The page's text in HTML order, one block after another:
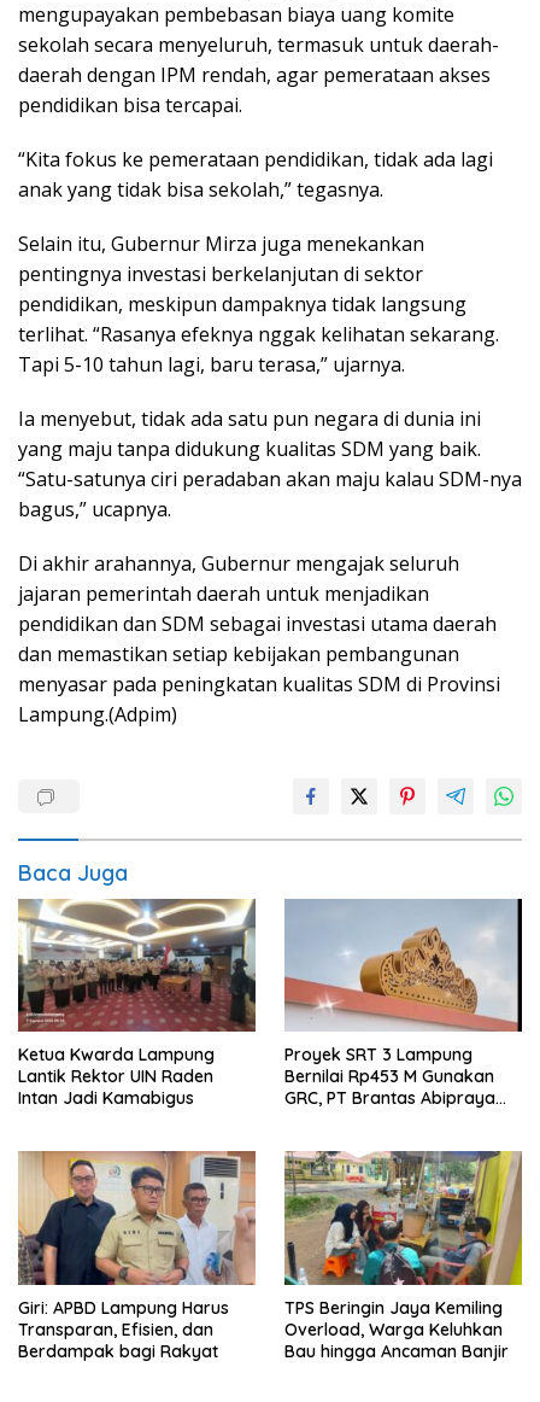
mengupayakan pembebasan biaya uang komite
sekolah secara menyeluruh, termasuk untuk daerah-
daerah dengan IPM rendah, agar pemerataan akses
pendidikan bisa tercapai.
“Kita fokus ke pemerataan pendidikan, tidak ada lagi
anak yang tidak bisa sekolah,” tegasnya.
Selain itu, Gubernur Mirza juga menekankan
pentingnya investasi berkelanjutan di sektor
pendidikan, meskipun dampaknya tidak langsung
terlihat. “Rasanya efeknya nggak kelihatan sekarang.
Tapi 5-10 tahun lagi, baru terasa,” ujarnya.
Ia menyebut, tidak ada satu pun negara di dunia ini
yang maju tanpa didukung kualitas SDM yang baik.
“Satu-satunya ciri peradaban akan maju kalau SDM-nya
bagus,” ucapnya.
Di akhir arahannya, Gubernur mengajak seluruh
jajaran pemerintah daerah untuk menjadikan
pendidikan dan SDM sebagai investasi utama daerah
dan memastikan setiap kebijakan pembangunan
menyasar pada peningkatan kualitas SDM di Provinsi
Lampung.(Adpim)
Baca Juga
Ketua Kwarda Lampung
Lantik Rektor UIN Raden
Intan Jadi Kamabigus
Proyek SRT 3 Lampung
Bernilai Rp453 M Gunakan
GRC, PT Brantas Abipraya
Giri: APBD Lampung Harus
Transparan, Efisien, dan
Berdampak bagi Rakyat
TPS Beringin Jaya Kemiling
Overload, Warga Keluhkan
Bau hingga Ancaman Banjir